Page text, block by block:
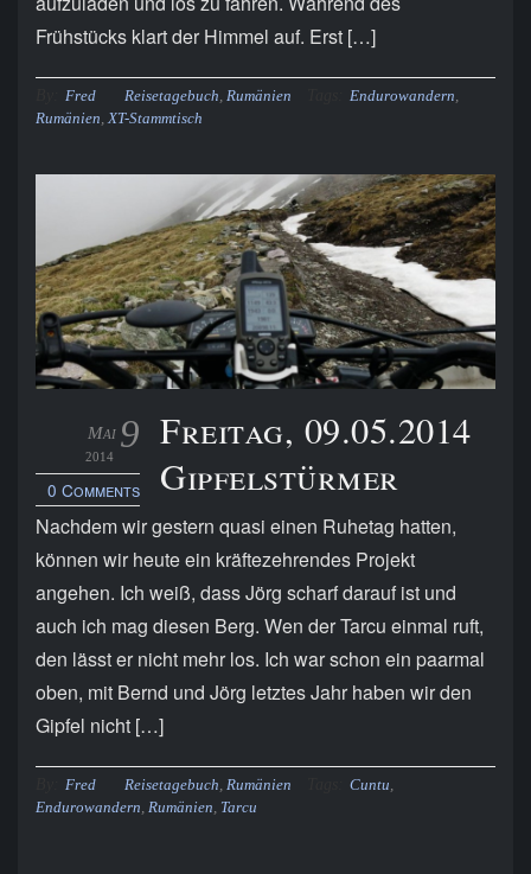
Frühstücks klart der Himmel auf. Erst […]
Fred Reisetagebuch, Rumänien Endurowandern,
Rumänien,XT-Stammtisch
9
Mai
2014
0 Comments
Freitag, 09.05.2014
Gipfelstürmer
Nachdem wir gestern quasi einen Ruhetag hatten,
können wir heute ein kräftezehrendes Projekt
angehen. Ich weiß, dass Jörg scharf darauf ist und
auch ich mag diesen Berg. Wen der Tarcu einmal ruft,
den lässt er nicht mehr los. Ich war schon ein paarmal
oben, mit Bernd und Jörg letztes Jahr haben wir den
Gipfel nicht […]
Fred Reisetagebuch, Rumänien Cuntu,
Endurowandern, Rumänien, Tarcu